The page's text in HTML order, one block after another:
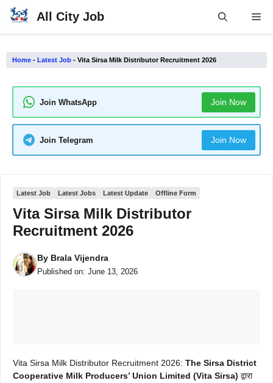
Skip
All City Job
Home - Latest Job - Vita Sirsa Milk Distributor Recruitment 2026
Join WhatsApp Join Now
Join Telegram Join Now
Latest Job Latest Jobs Latest Update Offline Form
Vita Sirsa Milk Distributor
Recruitment 2026
By Brala Vijendra
Published on: June 13, 2026
Vita Sirsa Milk Distributor Recruitment 2026: The Sirsa District
Cooperative Milk Producers’ Union Limited (Vita Sirsa) द्वारा